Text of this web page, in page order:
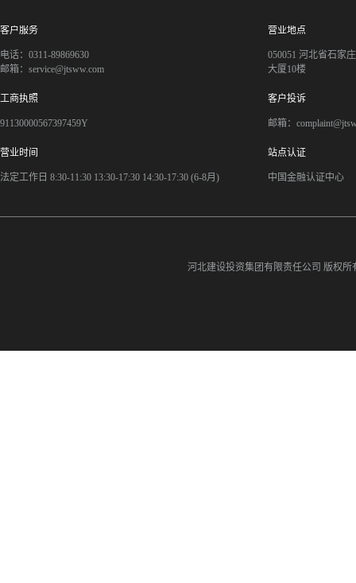
客户服务
电话：0311-89869630
邮箱：service@jtsww.com
营业地点
050051 河北省石家
大厦10楼
工商执照
91130000567397459Y
客户投诉
邮箱：
营业时间
法定工作日 8:30-11:30 13:30-17:30 14:30-17:30 (6-8月)
站点认证
中国金融认证中心
河北建设投资集团有限责任公司 版权所